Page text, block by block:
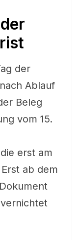
der
Ablauf
Beleg
vom 15.
erst am
ab dem